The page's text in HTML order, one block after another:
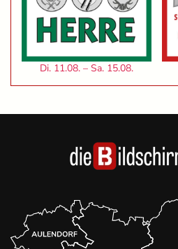
Di. 11.08. – Sa. 15.08.